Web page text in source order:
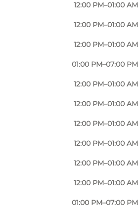
12:00 PM–01:00 AM
12:00 PM–01:00 AM
12:00 PM–01:00 AM
01:00 PM–07:00 PM
12:00 PM–01:00 AM
12:00 PM–01:00 AM
12:00 PM–01:00 AM
12:00 PM–01:00 AM
12:00 PM–01:00 AM
12:00 PM–01:00 AM
01:00 PM–07:00 PM
sich die kleine braune
sehen. 1972
benimmt und jeder
ist und die Atmosphäre
seit 1997 importiert.